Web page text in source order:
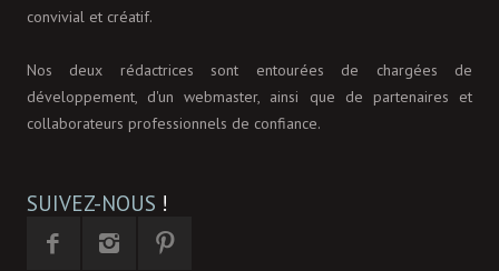
convivial et créatif.
Nos deux rédactrices sont entourées de chargées de
développement, d'un webmaster, ainsi que de partenaires et
collaborateurs professionnels de confiance.
SUIVEZ-NOUS !